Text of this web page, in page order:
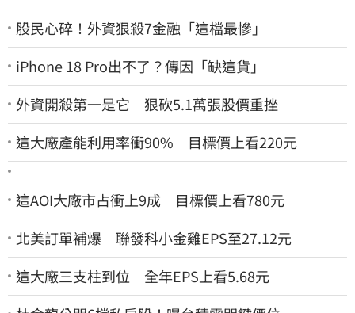
股民心碎！外資狠殺7金融「這檔最慘」
iPhone 18 Pro出不了？傳因「缺這貨」
外資開殺第一是它 狠砍5.1萬張股價重挫
這大廠產能利用率衝90% 目標價上看220元
這AOI大廠市占衝上9成 目標價上看780元
北美訂單補爆 聯發科小金雞EPS至27.12元
這大廠三支柱到位 全年EPS上看5.68元